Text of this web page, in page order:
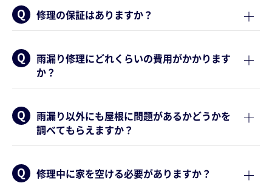
修理の保証はありますか？
雨漏り修理にどれくらいの費用がかかります
か？
雨漏り以外にも屋根に問題があるかどうかを
調べてもらえますか？
修理中に家を空ける必要がありますか？